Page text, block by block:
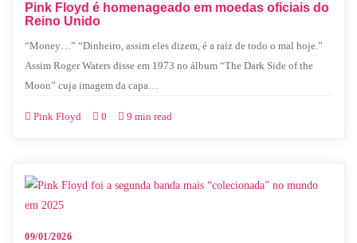
Pink Floyd é homenageado em moedas oficiais do
Reino Unido
“Money…” “Dinheiro, assim eles dizem, é a raiz de todo o mal hoje.”
Assim Roger Waters disse em 1973 no álbum “The Dark Side of the
Moon” cuja imagem da capa…
Pink Floyd 0 9 min read
09/01/2026